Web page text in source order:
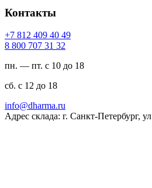
Контакты
94 04 904 218 7+
23 13 707 008 8
пн. — пт. с 10 до 18
сб. с 12 до 18
ur.amrahd@ofni
Адрес склада: г. Санкт-Петербург,